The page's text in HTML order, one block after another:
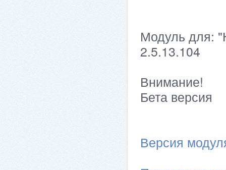
Модуль для:
2.5.13.104
Внимание!
Бета версия
Версия